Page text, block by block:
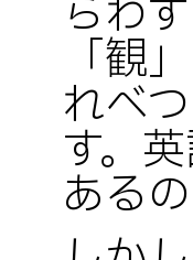
らわ
「観
れべ
す。
ある